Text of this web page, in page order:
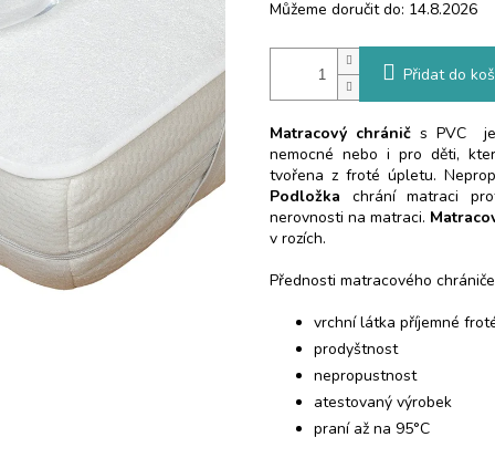
Můžeme doručit do: 14.8.2026
Přidat do
Matracový chránič s PVC je
nemocné nebo i pro děti,
tvořena z froté úpletu.
Podložka chrání matraci
nerovnosti na matraci.
v rozích.
Přednosti matracového
vrchní látka příjemné
prodyštnost
nepropustnost
atestovaný výrobek
praní až na 95°C